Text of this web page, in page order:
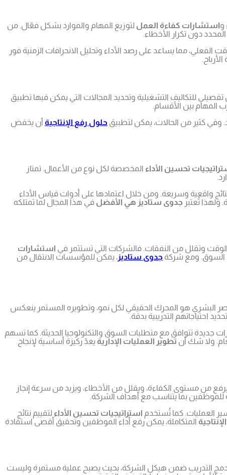
واستشارات كفاءة العمل لتوزيع المهام والموارد بشكل فعّال. من
دون تكرار الأخطاء.
الفعلي، مما يساعد على رصد الأداء وتحليل الانحرافات الزمنية فور
للتكاليف التشغيلية وتحديد المجالات التي يمكن فيها تطبيق
المهام بين الأقسام.
وفي كثير من الحالات، يمكن لتطبيق حلول رفع الإنتاجية أن يخفض
تحسين الأداء المخصصة لكل نوع من الأعمال. تمتاز
واقعية وسريعة. ومن خلال اعتمادها على أدوات قياس الأداء
تُعتبر جدوى ستاديز هي الأفضل في هذا المجال لما تمتلكه
وتقلل من النفقات. فالشركات التي تستثمر في استشارات
السوق. ومع شركة جدوى ستاديز، يمكن للمؤسسات الانتقال من
البشري هو المحرك الحقيقي لكل نمو، وتطويره المستمر ينعكس
احتياجاتهم التدريبية بدقة.
تتوافق مع متطلبات السوق والتكنولوجيا الحديثة. كما تسهم
ولا شك أن تطوير العمليات الإدارية يعدّ ركيزة أساسية لإنجاح
تحقق نموًا في إنتاجيتها بنسبة قد تتجاوز 25%. ويرجع ذلك إلى أن التدريب يرفع من مستوى الكفاءة، ويقلل من الأخطاء، ويزيد من سرعة إنجاز
للموظفين بما يتناسب مع أهداف الشركة.
العمليات. كما تُستخدم استراتيجيات تحسين الأداء لتقييم نتائج
المتكاملة، يمكن رفع أداء الموظفين وتحقيق أقصى استفادة
التدريب ضمن هيكل الشركة، بحيث يصبح عملية مستمرة وليست